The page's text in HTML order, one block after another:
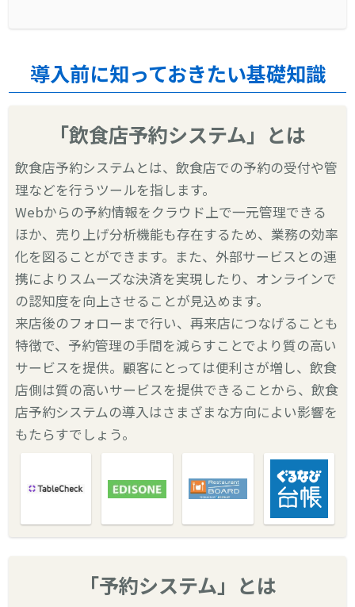
導入前に知っておきたい基礎知識
「飲食店予約システム」とは
飲食店予約システムとは、飲食店での予約の受付や管
理などを行うツールを指します。
Webからの予約情報をクラウド上で一元管理できる
ほか、売り上げ分析機能も存在するため、業務の効率
化を図ることができます。また、外部サービスとの連
携によりスムーズな決済を実現したり、オンラインで
の認知度を向上させることが見込めます。
来店後のフォローまで行い、再来店につなげることも
特徴で、予約管理の手間を減らすことでより質の高い
サービスを提供。顧客にとっては便利さが増し、飲食
店側は質の高いサービスを提供できることから、飲食
店予約システムの導入はさまざまな方向によい影響を
もたらすでしょう。
「予約システム」とは